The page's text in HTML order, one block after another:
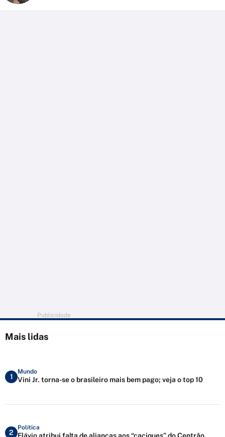
Publicidade
Mais lidas
1
Mundo
Vini Jr. torna-se o brasileiro mais bem pago; veja o top 10
2
Política